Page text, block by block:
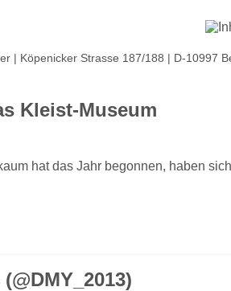
| Köpenicker Strasse 187/188 | D-10997
Kleist-Museum
hat das Jahr begonnen, haben